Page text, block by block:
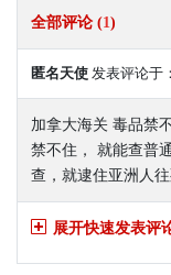
全部评论 (1)
匿名天使 发表评论于
加拿大海关 毒品禁
禁不住， 就能查普
查，就逮住亚洲人
展开快速发表评